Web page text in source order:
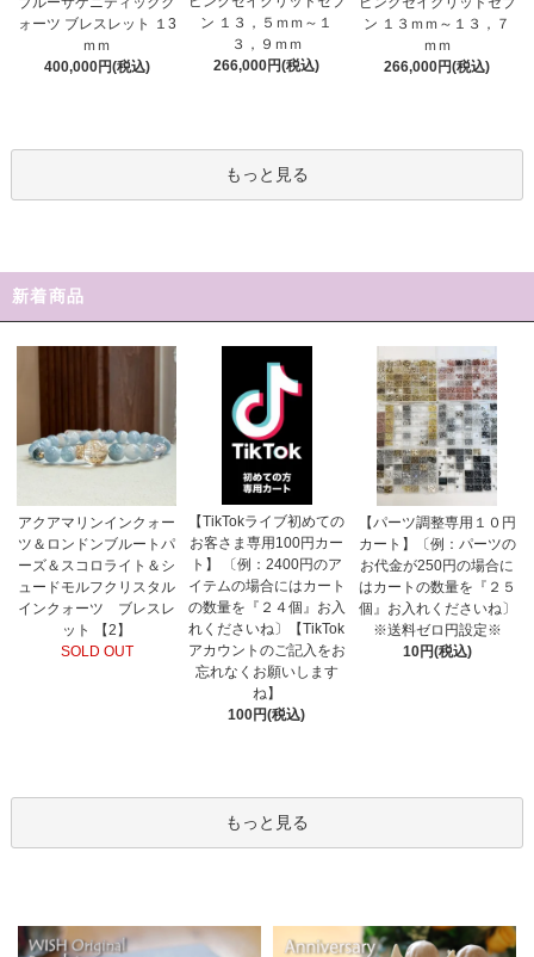
ォーツ ブレスレット １3
ｍｍ
400,000円(税込)
ン １３，５ｍｍ～１
３，９ｍｍ
266,000円(税込)
ン １３ｍｍ～１３，７
ｍｍ
266,000円(税込)
もっと見る
新着商品
アクアマリンインクォー
ツ＆ロンドンブルートパ
ーズ＆スコロライト＆シ
ュードモルフクリスタル
インクォーツ ブレスレ
ット 【2】
SOLD OUT
【TikTokライブ初めての
お客さま専用100円カー
ト】 〔例：2400円のア
イテムの場合にはカート
の数量を『２４個』お入
れくださいね〕【TikTok
アカウントのご記入をお
忘れなくお願いします
ね】
100円(税込)
【パーツ調整専用１０円
カート】〔例：パーツの
お代金が250円の場合に
はカートの数量を『２５
個』お入れくださいね〕
※送料ゼロ円設定※
10円(税込)
もっと見る